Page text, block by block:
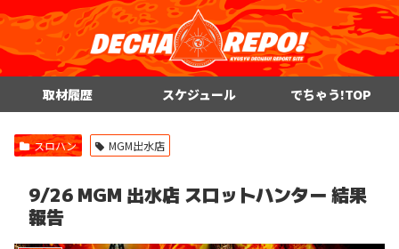
取材履歴 スケジュール でちゃう!TOP
スロハン MGM出水店
9/26 MGM 出水店 スロットハンター 結果
報告